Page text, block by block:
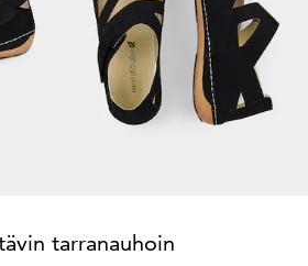
tarranauhoin